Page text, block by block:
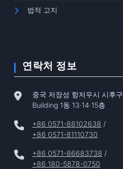
법적 고지
연락처 정보
중국 저장성 항저우시 시후
Building 1동 13·14·15층
+86 0571-88102638 /
+86 0571-81110730
+86 0571-86683738 /
+86 180-5878-0750